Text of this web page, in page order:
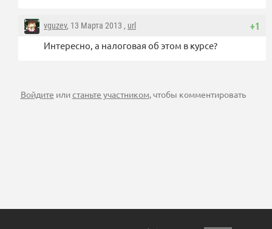
+1
vguzev, 13 Марта 2013 , url
Интересно, а налоговая об этом в курсе?
Войдите илистаньте участником, чтобы комментировать